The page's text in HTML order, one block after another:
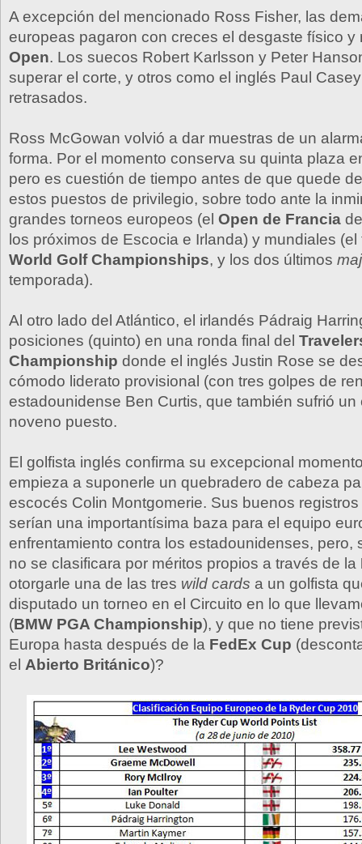
A excepción del mencionado Ross Fisher, las
europeas pagaron con creces el desgaste físico
Open. Los suecos Robert Karlsson y Peter
superar el corte, y otros como el inglés Paul
retrasados.
Ross McGowan volvió a dar muestras de un
forma. Por el momento conserva su quinta plaza
pero es cuestión de tiempo antes de que quede
estos puestos de privilegio, sobre todo ante la
grandes torneos europeos (el Open de Francia
los próximos de Escocia e Irlanda) y mundiales
World Golf Championships, y los dos últimos
temporada).
Al otro lado del Atlántico, el irlandés Pádraig
posiciones (quinto) en una ronda final del
Championship donde el inglés Justin Rose se
cómodo liderato provisional (con tres golpes de
estadounidense Ben Curtis, que también sufrió
noveno puesto.
El golfista inglés confirma su excepcional
empieza a suponerle un quebradero de cabeza
escocés Colin Montgomerie. Sus buenos
serían una importantísima baza para el equipo
enfrentamiento contra los estadounidenses, pero,
no se clasificara por méritos propios a través de la
otorgarle una de las tres wild cards a un golfista
disputado un torneo en el Circuito en lo que
(BMW PGA Championship), y que no tiene
Europa hasta después de la FedEx Cup
el Abierto Británico)?